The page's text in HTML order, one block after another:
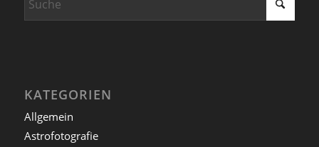
KATEGORIEN
Allgemein
Astrofotografie